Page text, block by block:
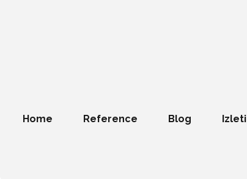
Home Reference Blog Izleti